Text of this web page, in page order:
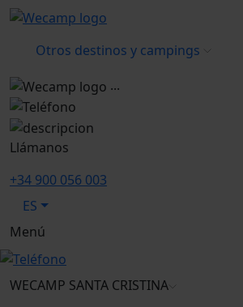
Otros destinos y campings
...
Llámanos
+34 900 056 003
ES
Menú
WECAMP SANTA CRISTINA